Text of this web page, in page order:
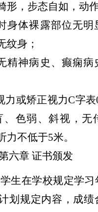
形，步态自如，动
身体裸露部位无明
纹身；
精神病史、癫痫病
力或矫正视力C字表
、色弱、斜视，无
力不低于5米。
六章 证书颁发
学生在学校规定学习
划规定内容，成绩